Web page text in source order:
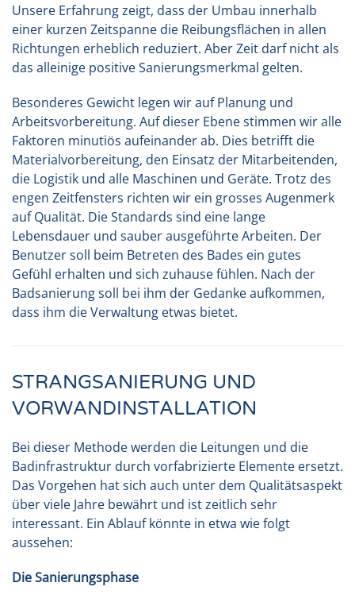
Unsere Erfahrung zeigt, dass der Umbau innerhalb
einer kurzen Zeitspanne die Reibungsflächen in allen
Richtungen erheblich reduziert. Aber Zeit darf nicht als
das alleinige positive Sanierungsmerkmal gelten.
Besonderes Gewicht legen wir aufPlanung und
Arbeitsvorbereitung. Auf dieser Ebene stimmen wir alle
Faktoren minutiös aufeinander ab. Dies betrifft die
Materialvorbereitung, den Einsatz der Mitarbeitenden,
die Logistik und alle Maschinen und Geräte. Trotz des
engen Zeitfensters richten wir ein grosses Augenmerk
auf Qualität. Die Standards sind eine lange
Lebensdauer und sauber ausgeführte Arbeiten. Der
Benutzer soll beim Betreten des Bades ein gutes
Gefühl erhalten und sich zuhause fühlen. Nach der
Badsanierung soll bei ihm der Gedanke aufkommen,
dass ihm die Verwaltung etwas bietet.
STRANGSANIERUNG UND
VORWANDINSTALLATION
Bei dieser Methode werden die Leitungen und die
Badinfrastruktur durch vorfabrizierte Elemente ersetzt.
Das Vorgehen hat sich auch unter dem Qualitätsaspekt
über viele Jahre bewährt und ist zeitlich sehr
interessant. Ein Ablauf könnte in etwa wie folgt
aussehen:
Die Sanierungsphase